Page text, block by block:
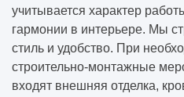
учитывается характер
гармонии в интерьере. Мы
стиль и удобство. При
строительно-монтажные
входят внешняя отделка,